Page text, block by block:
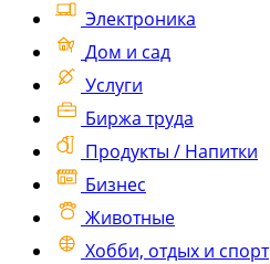
Электроника
Дом и сад
Услуги
Биржа труда
Продукты / Напитки
Бизнес
Животные
Хобби, отдых и спорт